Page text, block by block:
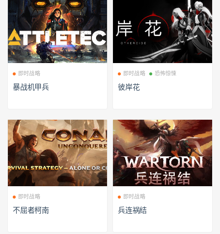
即时战略
暴战机甲兵
即时战略 恐怖惊悚
彼岸花
即时战略
不屈者柯南
即时战略
兵连祸结